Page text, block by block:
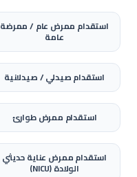
استقدام ممرض عام / ممرضة
عامة
استقدامصيدلي / صيدلانية
استقدام ممرض طوارئ
استقدامممرض عناية حديثي
الولادة (NICU)